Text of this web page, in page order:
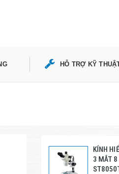
HỖ TRỢ KỸ
KÍNH
3 MẮT